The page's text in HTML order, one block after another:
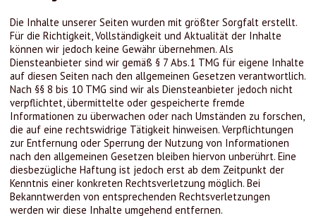
Die Inhalte unserer Seiten wurden mit größter Sorgfalt erstellt.
Für die Richtigkeit, Vollständigkeit und Aktualität der Inhalte
können wir jedoch keine Gewähr übernehmen. Als
Diensteanbieter sind wir gemäß § 7 Abs.1 TMG für eigene Inhalte
auf diesen Seiten nach den allgemeinen Gesetzen verantwortlich.
Nach §§ 8 bis 10 TMG sind wir als Diensteanbieter jedoch nicht
verpflichtet, übermittelte oder gespeicherte fremde
Informationen zu überwachen oder nach Umständen zu forschen,
die auf eine rechtswidrige Tätigkeit hinweisen. Verpflichtungen
zur Entfernung oder Sperrung der Nutzung von Informationen
nach den allgemeinen Gesetzen bleiben hiervon unberührt. Eine
diesbezügliche Haftung ist jedoch erst ab dem Zeitpunkt der
Kenntnis einer konkreten Rechtsverletzung möglich. Bei
Bekanntwerden von entsprechenden Rechtsverletzungen
werden wir diese Inhalte umgehend entfernen.